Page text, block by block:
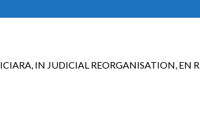
IN JUDICIAL REORGANISATION, EN